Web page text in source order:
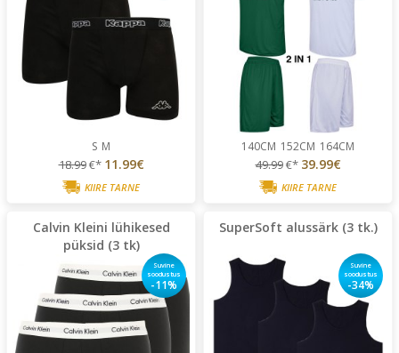
S M
18.99€* 11.99€
KIIRE TARNE
140CM 152CM 164CM
49.99€* 39.99€
KIIRE TARNE
Calvin Kleini lühikesed
püksid (3 tk)
Suvine
soodustus
-11%
SuperSoft alussärk (3 tk.)
Suvine
soodustus
-34%